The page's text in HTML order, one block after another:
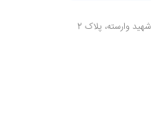
وارسته، پلاک 2